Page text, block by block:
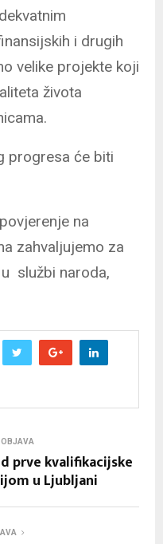
i drugih
velike projekte koji
života
progresa će biti
na
zahvaljujemo za
službi naroda,
OBJAVA
prve kvalifikacijske
u Ljubljani